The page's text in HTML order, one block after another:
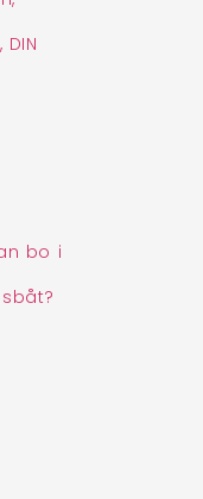
bo i